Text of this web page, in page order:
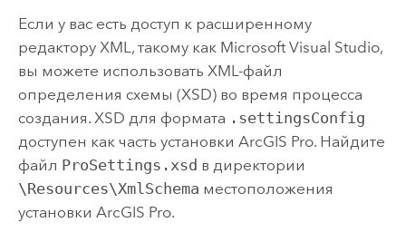
Если у вас есть доступ к расширенному
редактору XML, такому как Microsoft Visual Studio,
вы можете использовать XML-файл
определения схемы (XSD) во время процесса
создания. XSD для формата .settingsConfig
доступен как часть установки ArcGIS Pro. Найдите
файл ProSettings.xsd в директории
\Resources\XmlSchema местоположения
установки ArcGIS Pro.